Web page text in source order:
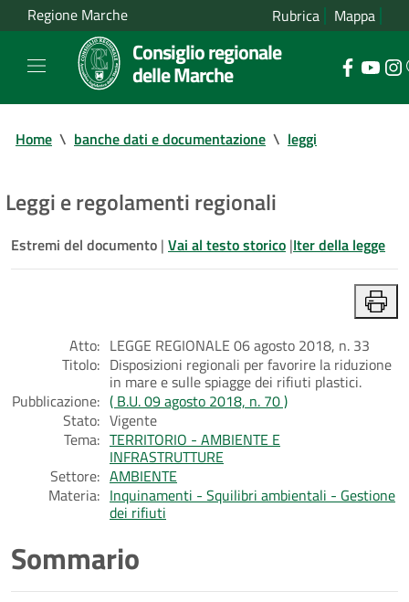
Regione Marche Rubrica Mappa
Consiglio regionale
delle Marche
Home \ banche dati e documentazione \ leggi
Leggi e regolamenti regionali
Estremi del documento | Vai al testo storico |Iter della legge
Atto: LEGGE REGIONALE 06 agosto 2018, n. 33
Titolo: Disposizioni regionali per favorire la riduzione
in mare e sulle spiagge dei rifiuti plastici.
Pubblicazione: ( B.U. 09 agosto 2018, n. 70 )
Stato: Vigente
Tema: TERRITORIO - AMBIENTE E
INFRASTRUTTURE
Settore: AMBIENTE
Materia: Inquinamenti - Squilibri ambientali - Gestione
dei rifiuti
Sommario